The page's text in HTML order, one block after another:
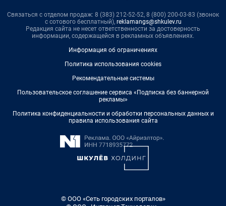
Связаться с отделом продаж: 8 (383) 212-52-52, 8 (800) 200-03-83 (звонок
с сотового бесплатный), reklamangs@shkulev.ru
Редакция сайта не несет ответственности за достоверность
информации, содержащейся в рекламных объявлениях.
Информация об ограничениях
Политика использования cookies
Рекомендательные системы
Пользовательское соглашение сервиса «Подписка без баннерной
рекламы»
Политика конфиденциальности и обработки персональных данных и
правила использования сайта
© ООО «Сеть городских порталов»